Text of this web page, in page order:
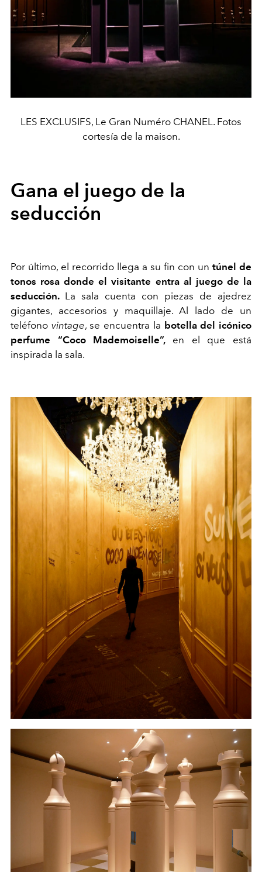
LES EXCLUSIFS, Le Gran Numéro CHANEL. Fotos
cortesía de la maison.
Gana el juego de la
seducción
Por último, el recorrido llega a su fin con un túnel de
tonos rosa donde el visitante entra al juego de la
seducción. La sala cuenta con piezas de ajedrez
gigantes, accesorios y maquillaje. Al lado de un
teléfono vintage, se encuentra la botella del icónico
perfume “Coco Mademoiselle”, en el que está
inspirada la sala.